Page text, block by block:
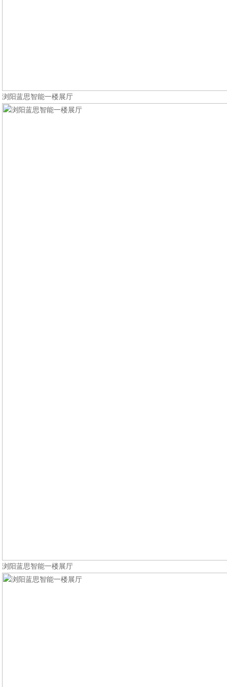
浏阳蓝思智能一楼展厅
浏阳蓝思智能一楼展厅